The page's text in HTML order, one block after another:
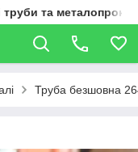
та металопрокат
Труба безшовна